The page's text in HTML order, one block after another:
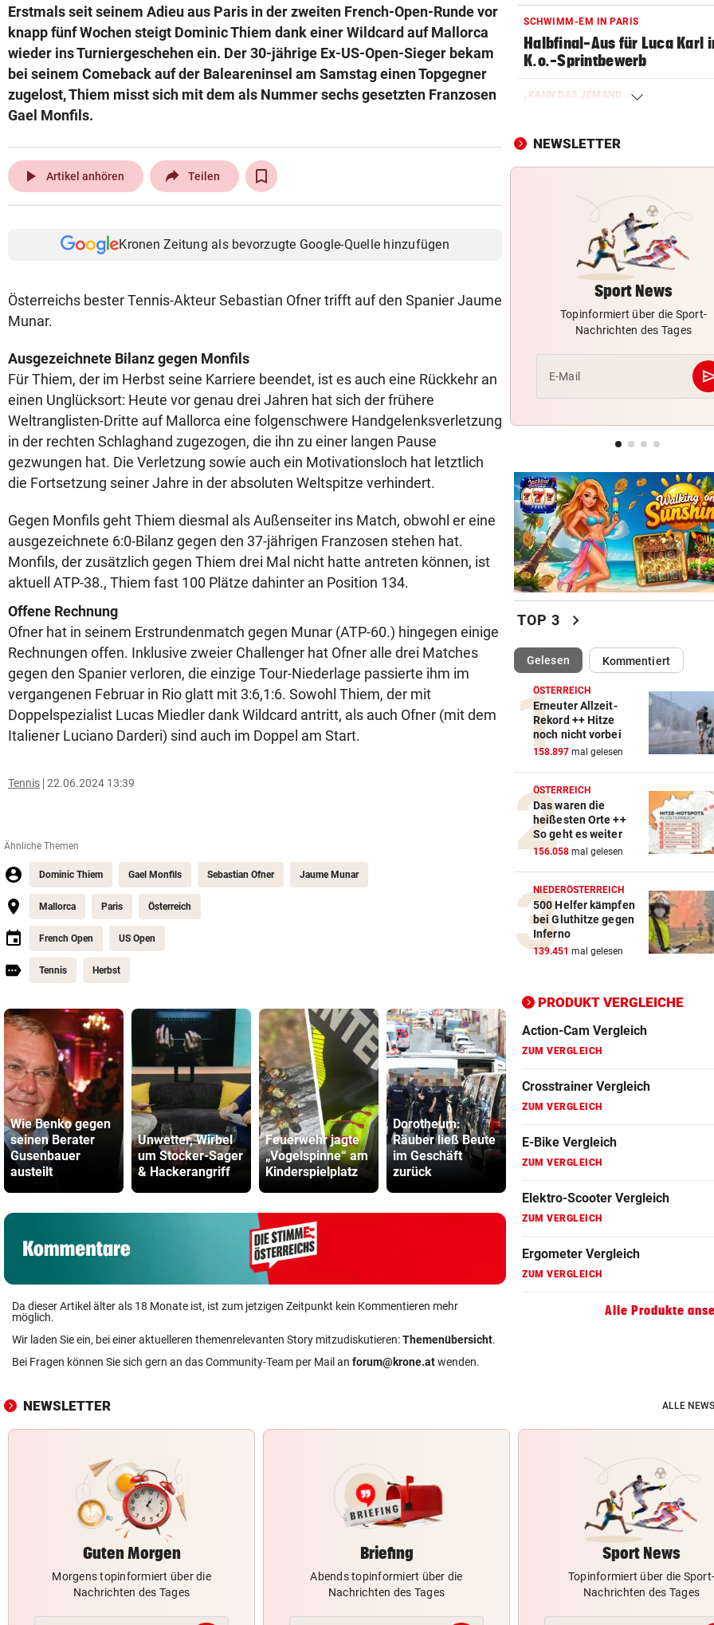
© Krone Multimedia GmbH & Co KG 2026
Muthgasse 2, 1190 Wien
Erstmals seit seinem Adieu aus Paris in der zweiten French-Open-Runde vor
knapp fünf Wochen steigt Dominic Thiem dank einer Wildcard auf Mallorca
wieder ins Turniergeschehen ein. Der 30-jährige Ex-US-Open-Sieger bekam
bei seinem Comeback auf der Baleareninsel am Samstag einen Topgegner
zugelost, Thiem misst sich mit dem als Nummer sechs gesetzten Franzosen
Gael Monfils.
play_arrow Artikel anhören Teilen
Kronen Zeitung als bevorzugte Google-Quelle hinzufügen
Österreichs bester Tennis-Akteur Sebastian Ofner trifft auf den Spanier Jaume
Munar.
Ausgezeichnete Bilanz gegen Monfils
Für Thiem, der im Herbst seine Karriere beendet, ist es auch eine Rückkehr an
einen Unglücksort: Heute vor genau drei Jahren hat sich der frühere
Weltranglisten-Dritte auf Mallorca eine folgenschwere Handgelenksverletzung
in der rechten Schlaghand zugezogen, die ihn zu einer langen Pause
gezwungen hat. Die Verletzung sowie auch ein Motivationsloch hat letztlich
die Fortsetzung seiner Jahre in der absoluten Weltspitze verhindert.
Gegen Monfils geht Thiem diesmal als Außenseiter ins Match, obwohl er eine
ausgezeichnete 6:0-Bilanz gegen den 37-jährigen Franzosen stehen hat.
Monfils, der zusätzlich gegen Thiem drei Mal nicht hatte antreten können, ist
aktuell ATP-38., Thiem fast 100 Plätze dahinter an Position 134.
Offene Rechnung
Ofner hat in seinem Erstrundenmatch gegen Munar (ATP-60.) hingegen einige
Rechnungen offen. Inklusive zweier Challenger hat Ofner alle drei Matches
gegen den Spanier verloren, die einzige Tour-Niederlage passierte ihm im
vergangenen Februar in Rio glatt mit 3:6,1:6. Sowohl Thiem, der mit
Doppelspezialist Lucas Miedler dank Wildcard antritt, als auch Ofner (mit dem
Italiener Luciano Darderi) sind auch im Doppel am Start.
Tennis 22.06.2024 13:39
Ähnliche Themen
Dominic Thiem Gael Monfils Sebastian Ofner Jaume Munar
Mallorca Paris Österreich
French Open US Open
Tennis Herbst
Wie Benko gegen
seinen Berater
Gusenbauer
austeilt
Unwetter, Wirbel
um Stocker-Sager
& Hackerangriff
Feuerwehr jagte
„Vogelspinne“ am
Kinderspielplatz
Dorotheum:
Räuber ließ Beute
im Geschäft
zurück
Wirtshaussterben:
„Sternbräu“
Studio:
Da dieser Artikel älter als 18 Monate ist, ist zum jetzigen Zeitpunkt kein Kommentieren mehr
möglich.
Wir laden Sie ein, bei einer aktuelleren themenrelevanten Story mitzudiskutieren:Themenübersicht.
Bei Fragen können Sie sich gern an das Community-Team per Mail an forum@krone.atwenden.
SCHWIMM-EM IN PARIS
Halbfinal-Aus für Luca Karl
K.o.-Sprintbewerb
„KANN DAS JEMAND ...“
Braathen ausflippen
DONNERSTAGS-SPECIAL
Champions Tour!
HIT IN SALZBURG SCHULD
Ungewöhnlich! Warum Rapid
schon um 18 Uhr spielt
NACH OPERATION
Youngster Maxi Taucher
Nummer 1 erneut
Kiel, Lemgo & Kriens
Thiem überrascht ÖFB-
im Trainingslager
NEWSLETTER
Sport News
Topinformiert über die Sport-
Nachrichten des Tages
E-Mail
TOP 3 chevron_right
Gelesen(ausgewählt)Kommentiert
ÖSTERREICH
Erneuter Allzeit-
Rekord ++ Hitze
noch nicht vorbei
158.897 mal gelesen
ÖSTERREICH
Das waren die
heißesten Orte ++
So geht es weiter
156.058 mal gelesen
NIEDERÖSTERREICH
500 Helfer kämpfen
bei Gluthitze gegen
Inferno
139.451 mal gelesen
PRODUKT VERGLEICHE
Action-Cam Vergleich
ZUM VERGLEICH
Crosstrainer Vergleich
E-Bike Vergleich
ZUM VERGLEICH
Elektro-Scooter Vergleich
ZUM VERGLEICH
Ergometer Vergleich
ZUM VERGLEICH
Fahrrad Test
ZUM VERGLEICH
Fahrradanhänger Vergleich
ZUM VERGLEICH
ZUM VERGLEICH
Alle Produkte
NEWSLETTER ALLE
Guten Morgen
Morgens topinformiert über die
Nachrichten des Tages
Briefing
Abends topinformiert über die
Nachrichten des Tages
Sport News
Topinformiert über die Sport-
Nachrichten des Tages